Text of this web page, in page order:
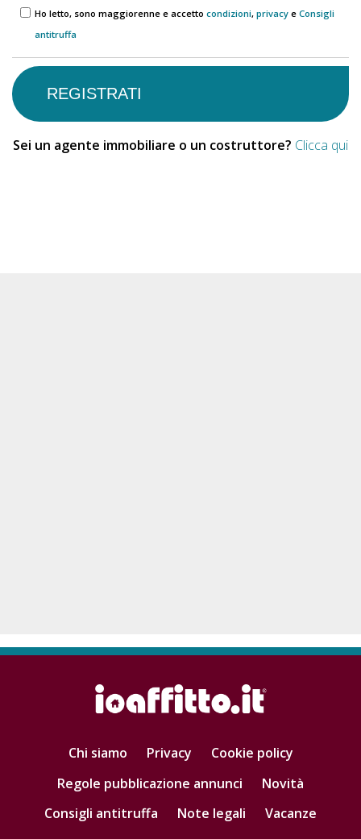
Ho letto, sono maggiorenne e accetto condizioni, privacy e Consigli
antitruffa
Sei un agente immobiliare o un costruttore? Clicca qui
Chi siamo Privacy
Cookie policy
Regole pubblicazione annunci
Novità
Consigli antitruffa
Note legali
Vacanze